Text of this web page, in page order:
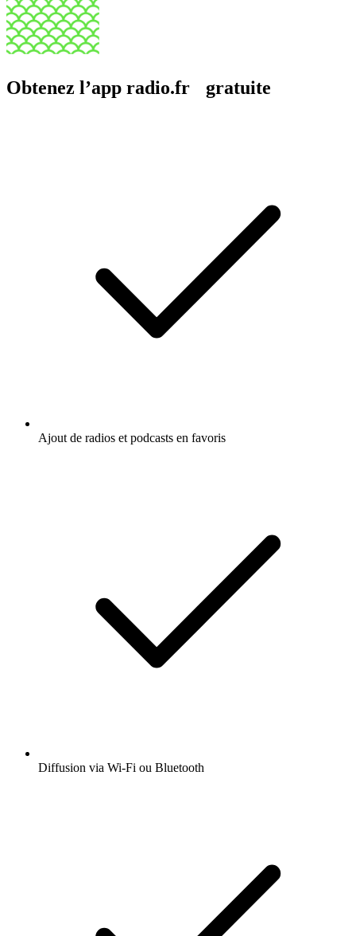
Obtenez l’app radio.fr gratuite
Ajout de radios et podcasts en favoris
Diffusion via Wi-Fi ou Bluetooth